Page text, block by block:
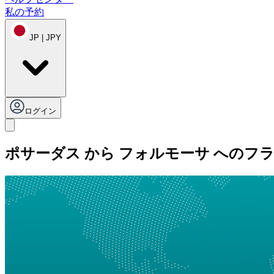
私の予約
JP | JPY
ログイン
ポサーダス から フォルモーサ へのフ